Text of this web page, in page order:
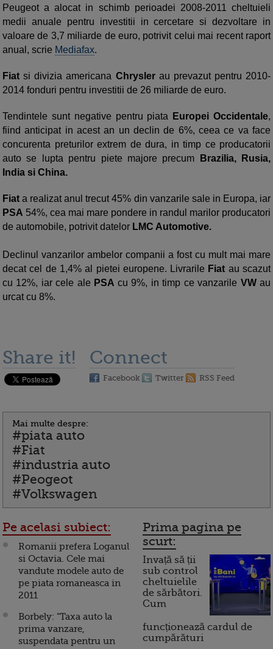
Peugeot a alocat in schimb perioadei 2008-2011 cheltuieli
medii anuale pentru investitii in cercetare si dezvoltare in
valoare de 3,7 miliarde de euro, potrivit celui mai recent raport
anual, scrie Mediafax.
Fiat si divizia americana Chrysler au prevazut pentru 2010-
2014 fonduri pentru investitii de 26 miliarde de euro.
Tendintele sunt negative pentru piata Europei Occidentale,
fiind anticipat in acest an un declin de 6%, ceea ce va face
concurenta preturilor extrem de dura, in timp ce producatorii
auto se lupta pentru piete majore precum
Brazilia, Rusia,
India si China.
Fiata realizat anul trecut 45% din vanzarile sale in Europa, iar
PSA 54%, cea mai mare pondere in randul marilor producatori
de automobile, potrivit datelor LMC Automotive.
Declinul vanzarilor ambelor companii a fost cu mult mai mare
decat cel de 1,4% al pietei europene. Livrarile Fiat au scazut
cu 12%, iar cele ale PSA cu 9%, in timp ce vanzarile VWau
urcat cu 8%.
Share it! Connect
Facebook Twitter RSS Feed
Mai multe despre:
#piata auto
#Fiat
#industria auto
#Peogeot
#Volkswagen
Pe acelasi subiect:
Romanii prefera Loganul
si Octavia. Cele mai
vandute modele auto de
pe piata romaneasca in
2011
Borbely: "Taxa auto la
prima vanzare,
suspendata pentru un
Prima pagina pe
scurt:
Invață să ții
sub control
cheltuielile
de sărbători.
Cum
funcționează cardul de
cumpărături